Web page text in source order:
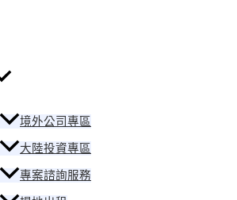
境外公司專區
大陸投資專區
專案諮詢服務